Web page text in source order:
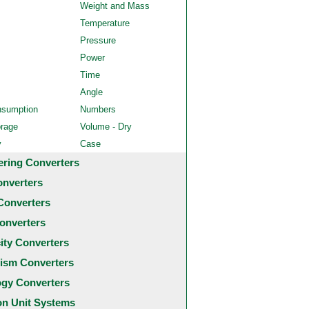
Weight and Mass
Temperature
Pressure
Power
Time
Angle
Numbers
Volume - Dry
Case
Converters
Converters
Converters
Converters
Unit Systems